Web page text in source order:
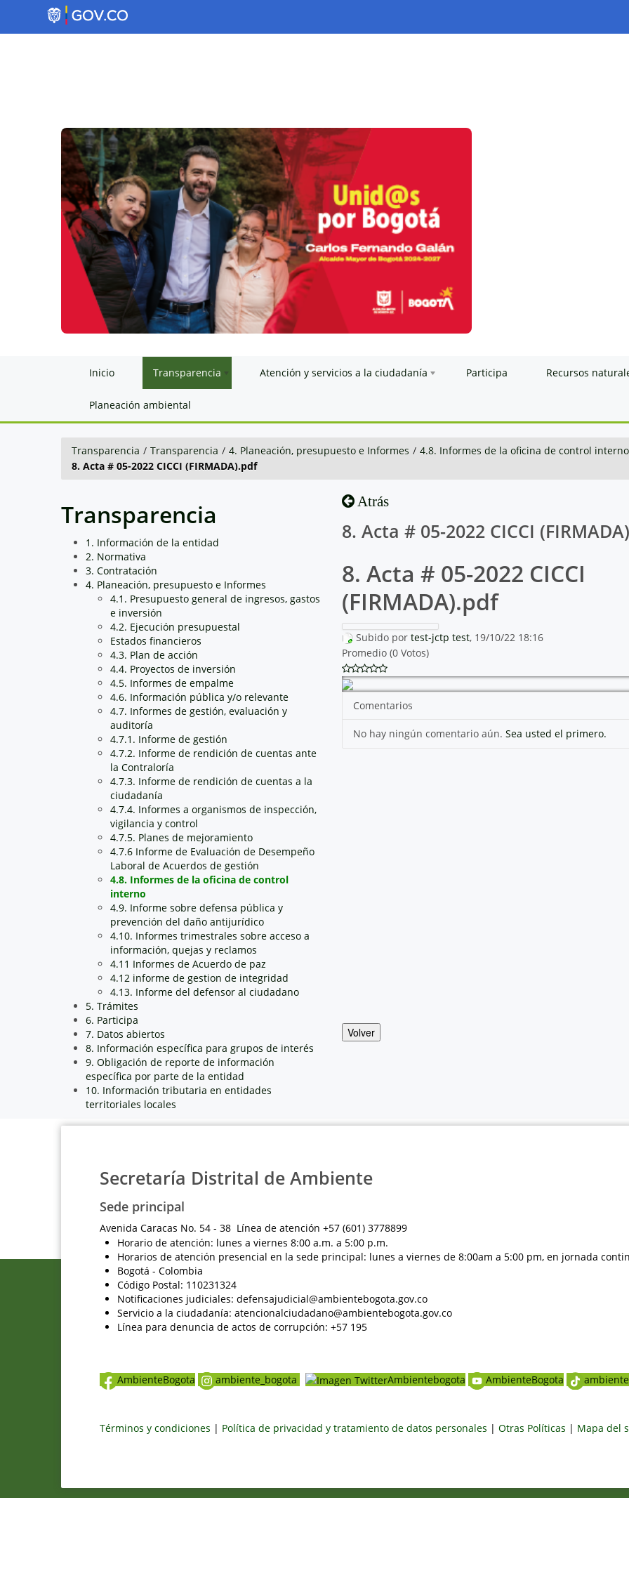
Inicio Transparencia Atención y servicios a la ciudadanía Participa Recursos
Planeación ambiental
Transparencia / Transparencia / 4. Planeación, presupuesto e Informes / 4.8. Informes de la oficina de control interno
8. Acta # 05-2022 CICCI (FIRMADA).pdf
Transparencia
1. Información de la entidad
2. Normativa
3. Contratación
4. Planeación, presupuesto e Informes
4.1. Presupuesto general de ingresos, gastos
e inversión
4.2. Ejecución presupuestal
Estados financieros
4.3. Plan de acción
4.4. Proyectos de inversión
4.5. Informes de empalme
4.6. Información pública y/o relevante
4.7. Informes de gestión, evaluación y
auditoría
4.7.1. Informe de gestión
4.7.2. Informe de rendición de cuentas ante
la Contraloría
4.7.3. Informe de rendición de cuentas a la
ciudadanía
4.7.4. Informes a organismos de inspección,
vigilancia y control
4.7.5. Planes de mejoramiento
4.7.6 Informe de Evaluación de Desempeño
Laboral de Acuerdos de gestión
4.8. Informes de la oficina de control
interno
4.9. Informe sobre defensa pública y
prevención del daño antijurídico
4.10. Informes trimestrales sobre acceso a
información, quejas y reclamos
4.11 Informes de Acuerdo de paz
4.12 informe de gestion de integridad
4.13. Informe del defensor al ciudadano
5. Trámites
6. Participa
7. Datos abiertos
8. Información específica para grupos de interés
9. Obligación de reporte de información
específica por parte de la entidad
10. Información tributaria en entidades
territoriales locales
Atrás
8. Acta # 05-2022 CICCI
8. Acta # 05-2022 CICCI
(FIRMADA).pdf
Subido por test-jctp test, 19/10/22 18:16
Promedio (0 Votos)
Comentarios
No hay ningún comentario aún. Sea usted el primero.
Volver
Secretaría Distrital de Ambiente
Sede principal
Avenida Caracas No. 54 - 38 Línea de atención +57 (601) 3778899
Horario de atención: lunes a viernes 8:00 a.m. a 5:00 p.m.
Horarios de atención presencial en la sede principal: lunes a viernes de 8:00am a 5:00 pm, en jornada
Bogotá - Colombia
Código Postal: 110231324
Notificaciones judiciales: defensajudicial@ambientebogota.gov.co
Servicio a la ciudadanía: atencionalciudadano@ambientebogota.gov.co
Línea para denuncia de actos de corrupción: +57 195
AmbienteBogota ambiente_bogota Ambientebogota AmbienteBogota
Términos y condiciones | Política de privacidad y tratamiento de datos personales | Otras Políticas | Mapa del